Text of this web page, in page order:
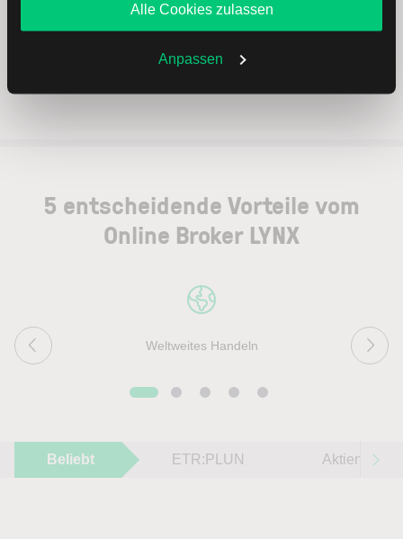
Sie zulassen oder ablehnen. Ihre Entscheidung können
Sie jederzeit in denCookie-Einstellungenändern.
Weitere Infos auch in unsererDatenschutzerklärung
Alle Cookies zulassen
Anpassen
5 entscheidende Vorteile vom
Online Broker LYNX
Weltweites Handeln
Beliebt ETR:PLUN Aktien im